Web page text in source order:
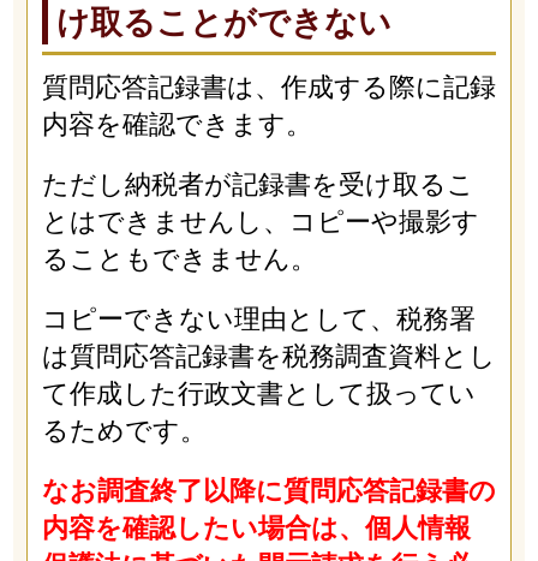
け取ることができない
質問応答記録書は、作成する際に記録
内容を確認できます。
ただし納税者が記録書を受け取るこ
とはできませんし、コピーや撮影す
ることもできません。
コピーできない理由として、税務署
は質問応答記録書を税務調査資料とし
て作成した行政文書として扱ってい
るためです。
なお調査終了以降に質問応答記録書の
内容を確認したい場合は、個人情報